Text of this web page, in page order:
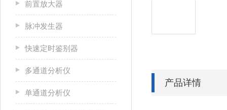
前置放大器
脉冲发生器
快速定时鉴别器
多通道分析仪
单通道分析仪
产品详情